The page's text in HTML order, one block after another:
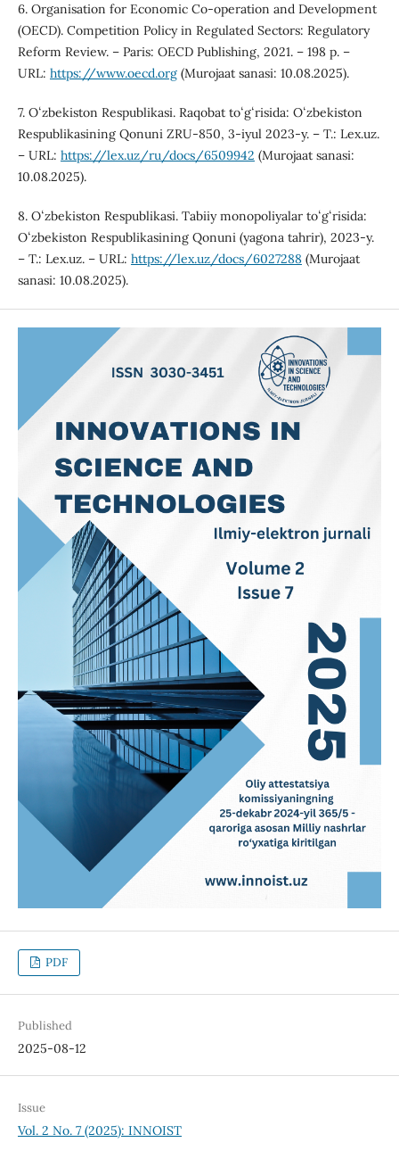
6. Organisation for Economic Co-operation and Development
(OECD). Competition Policy in Regulated Sectors: Regulatory
Reform Review. – Paris: OECD Publishing, 2021. – 198 p. –
URL: https://www.oecd.org(Murojaat sanasi: 10.08.2025).
7. Oʻzbekiston Respublikasi. Raqobat toʻgʻrisida: Oʻzbekiston
Respublikasining Qonuni ZRU-850, 3-iyul 2023-y. – T.: Lex.uz.
– URL: https://lex.uz/ru/docs/6509942 (Murojaat sanasi:
10.08.2025).
8. Oʻzbekiston Respublikasi. Tabiiy monopoliyalar toʻgʻrisida:
Oʻzbekiston Respublikasining Qonuni (yagona tahrir), 2023-y.
– T.: Lex.uz. – URL: https://lex.uz/docs/6027288(Murojaat
sanasi: 10.08.2025).
PDF
Published
2025-08-12
Issue
Vol. 2 No. 7 (2025): INNOIST